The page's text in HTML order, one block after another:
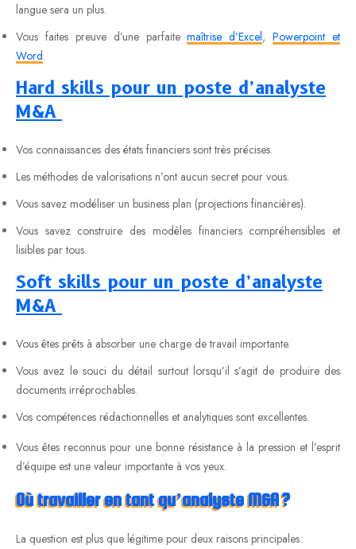
langue sera un plus.
Vous faites preuve d’une parfaitemaîtrise d’Excel,Powerpoint et
Word.
Hard skills pour un poste d’analyste
M&A
Vos connaissances des états financiers sont très précises.
Les méthodes de valorisations n’ont aucun secret pour vous.
Vous savez modéliser un business plan (projections financières).
Vous savez construire des modèles financiers compréhensibles et
lisibles par tous.
Soft skills pour un poste d’analyste
M&A
Vous êtes prêts à absorber une charge de travail importante.
Vous avez le souci du détail surtout lorsqu’il s’agit de produire des
documents irréprochables.
Vos compétences rédactionnelles et analytiques sont excellentes.
Vous êtes reconnus pour une bonne résistance à la pression et l’esprit
d’équipe est une valeur importante à vos yeux.
Où travailler en tant qu’analyste M&A ?
La question est plus que légitime pour deux raisons principales :